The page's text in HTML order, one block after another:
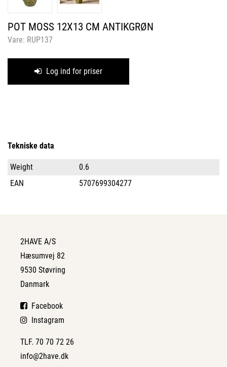
POT MOSS 12X13 CM ANTIKGRØN
Vare: RUP137
Log ind for priser
Tekniske data
Weight
0.6
EAN
5707699304277
2HAVE A/S
Hæsumvej 82
9530 Støvring
Danmark
Facebook
Instagram
TLF. 70 70 72 26
info@2have.dk